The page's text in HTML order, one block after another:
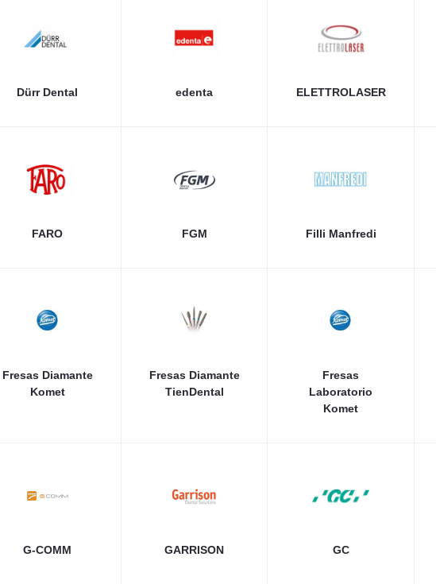
Dürr Dental edenta ELETTROLASER
FARO FGM Filli Manfredi
Fresas Diamante
Komet
Fresas Diamante
TienDental
Fresas
Laboratorio
Komet
G-COMM GARRISON GC